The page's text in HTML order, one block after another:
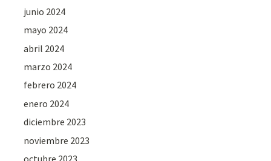
junio 2024
mayo 2024
abril 2024
marzo 2024
febrero 2024
enero 2024
diciembre 2023
noviembre 2023